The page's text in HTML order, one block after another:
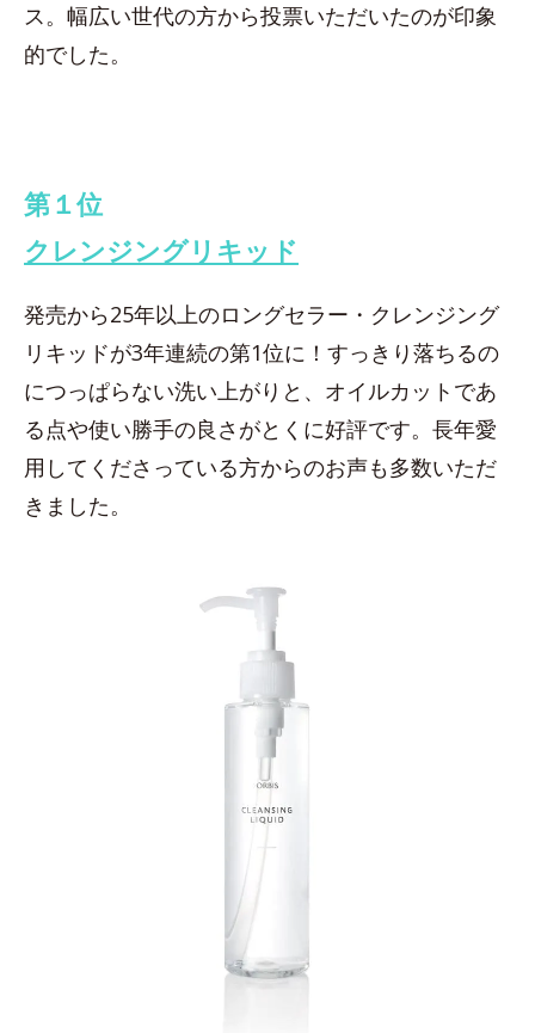
ス。幅広い世代の方から投票いただいたのが印象
的でした。
第１位
クレンジングリキッド
発売から25年以上のロングセラー・クレンジング
リキッドが3年連続の第1位に！すっきり落ちるの
につっぱらない洗い上がりと、オイルカットであ
る点や使い勝手の良さがとくに好評です。長年愛
用してくださっている方からのお声も多数いただ
きました。